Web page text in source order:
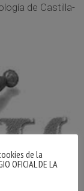
de Castilla-
de la
OFICIAL DE LA